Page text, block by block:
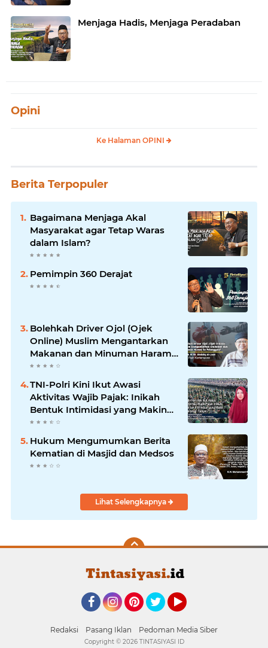
Menjaga Hadis, Menjaga Peradaban
Opini
Ke Halaman OPINI
Berita Terpopuler
Bagaimana Menjaga Akal
Masyarakat agar Tetap Waras
dalam Islam?
Pemimpin 360 Derajat
Bolehkah Driver Ojol (Ojek
Online) Muslim Mengantarkan
Makanan dan Minuman Haram
ke Pelanggan?
TNI-Polri Kini Ikut Awasi
Aktivitas Wajib Pajak: Inikah
Bentuk Intimidasi yang Makin
Menekan Rakyat?
Hukum Mengumumkan Berita
Kematian di Masjid dan Medsos
Lihat Selengkapnya
Redaksi Pasang Iklan Pedoman Media Siber
Copyright © 2026 TINTASIYASI ID